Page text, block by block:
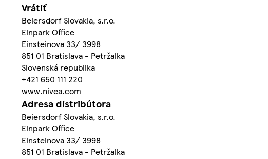
Vrátiť
Beiersdorf Slovakia, s.r.o.
Einpark Office
Einsteinova 33/ 3998
851 01 Bratislava - Petržalka
Slovenská republika
+421 650 111 220
www.nivea.com
Adresa distribútora
Beiersdorf Slovakia, s.r.o.
Einpark Office
Einsteinova 33/ 3998
851 01 Bratislava - Petržalka